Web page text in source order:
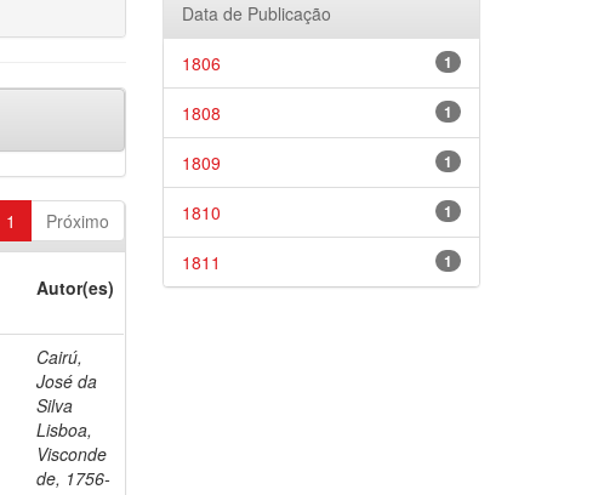
1 Próximo
Autor(es)
Cairú,
José da
Silva
Lisboa,
Visconde
de, 1756-
Data de Publicação
1
1806
1
1808
1
1809
1
1810
1
1811